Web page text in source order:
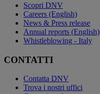
Scopri DNV
Careers (English)
News & Press release
Annual reports (English)
Whistleblowing - Italy
CONTATTI
Contatta DNV
Trova i nostri uffici